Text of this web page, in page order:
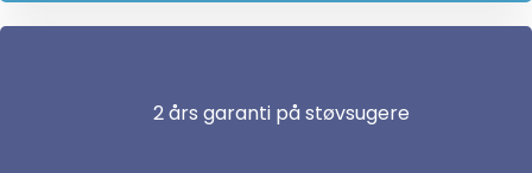
2 års garanti på støvsugere